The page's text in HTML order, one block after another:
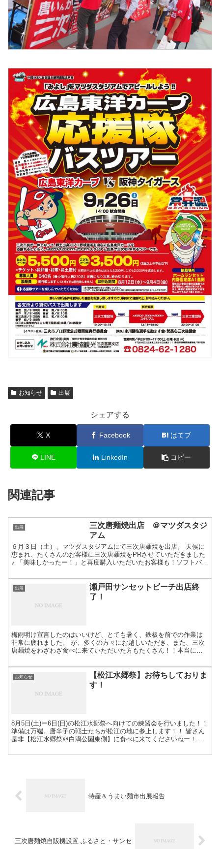
お知らせ 出展
シェアする
X Facebook はてブ
LINE LinkedIn コピー
関連記事
出展
三次唐麺焼出店 ＠マツダスタジ
アム
６月３日（土）、マツダスタジアムにて三次唐麺焼を出店。 天候に
恵まれ、たくさんのお客様に三次唐麺焼をPRさせていただきました
♪ 「美味しかったー！」と再度購入いただいたお客様も！ソフトバン
出展
瀬戸田サンセットビーチ出店終
了！
梅雨明け宣言したのはいいけど、とても暑く、鉄板を前での作業は
非常に疲れました。 が、多くの方々にお越しいただき、また、三次
唐麺焼をわざわざ食べに来ていただいた方もたくさん！！本当に有
お知らせ
【松江水郷祭】お待ちしておりま
す！
8月5日(土)ー6日(日)の松江水郷祭へ向けての練習会を行いました！！
準備は万端。唐辛子の戦士たちが松江の地に参上します！！ 皆さん
是非【松江水郷祭＠白潟公園東側】に食べに来てくださいねー！ 詳
特産＆うまい麺市出展報告
三次唐麺焼自販機設置 ふるさと・サンセ